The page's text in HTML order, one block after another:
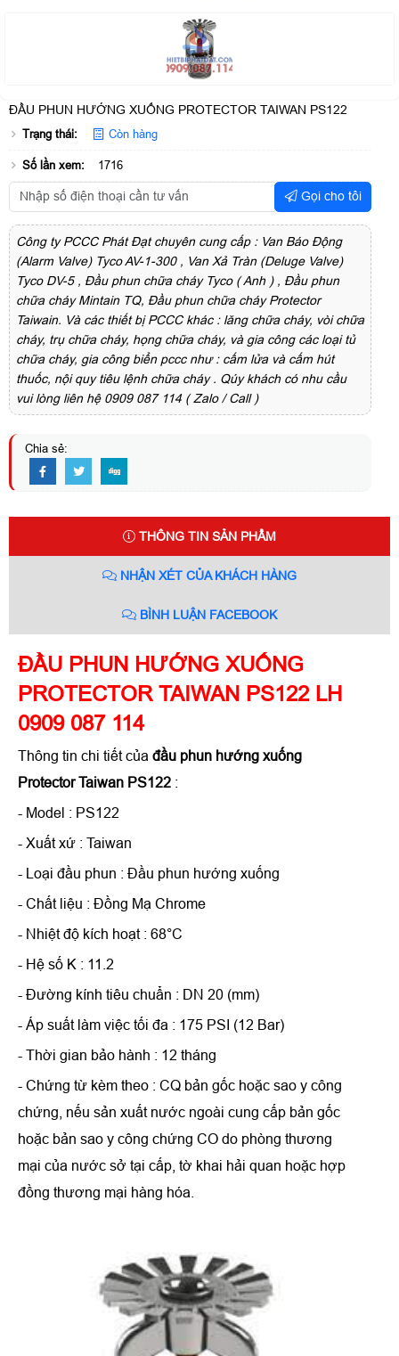
ĐẦU PHUN HƯỚNG XUỐNG PROTECTOR TAIWAN PS122
Trạng thái: Còn hàng
Số lần xem: 1716
Gọi cho tôi
Công ty PCCC Phát Đạt chuyên cung cấp : Van Báo Động
(Alarm Valve) Tyco AV-1-300 , Van Xả Tràn (Deluge Valve)
Tyco DV-5 , Đầu phun chữa cháy Tyco ( Anh ) , Đầu phun
chữa cháy Mintain TQ, Đầu phun chữa cháy Protector
Taiwain. Và các thiết bị PCCC khác : lăng chữa cháy, vòi chữa
cháy, trụ chữa cháy, họng chữa cháy, và gia công các loại tủ
chữa cháy, gia công biển pccc như : cấm lửa và cấm hút
thuốc, nội quy tiêu lệnh chữa cháy . Qúy khách có nhu cầu
vui lòng liên hệ 0909 087 114 ( Zalo / Call )
Chia sẻ:
THÔNG TIN SẢN PHẨM
NHẬN XÉT CỦA KHÁCH HÀNG
BÌNH LUẬN FACEBOOK
ĐẦU PHUN HƯỚNG XUỐNG
PROTECTOR TAIWAN PS122 LH
0909 087 114
Thông tin chi tiết của đầu phun hướng xuống
Protector Taiwan PS122 :
- Model : PS122
- Xuất xứ : Taiwan
- Loại đầu phun : Đầu phun hướng xuống
- Chất liệu : Đồng Mạ Chrome
- Nhiệt độ kích hoạt : 68°C
- Hệ số K : 11.2
- Đường kính tiêu chuẩn : DN 20 (mm)
- Áp suất làm việc tối đa : 175 PSI (12 Bar)
- Thời gian bảo hành : 12 tháng
- Chứng từ kèm theo : CQ bản gốc hoặc sao y công
chứng, nếu sản xuất nước ngoài cung cấp bản gốc
hoặc bản sao y công chứng CO do phòng thương
mại của nước sở tại cấp, tờ khai hải quan hoặc hợp
đồng thương mại hàng hóa.